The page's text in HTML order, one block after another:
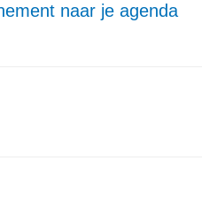
naar je agenda